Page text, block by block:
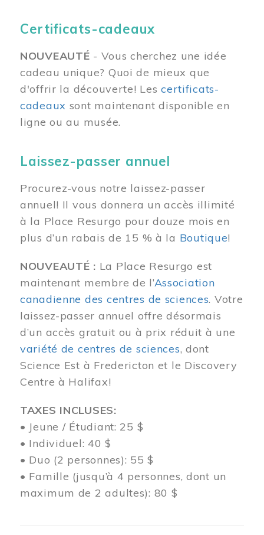
Certificats-cadeaux
NOUVEAUTÉ - Vous cherchez une idée
cadeau unique? Quoi de mieux que
d'offrir la découverte! Lescertificats-
cadeaux sont maintenant disponible en
ligne ou au musée.
Laissez-passer annuel
Procurez-vous notre laissez-passer
annuel! Il vous donnera un accès illimité
à la Place Resurgo pour douze mois en
plus d’un rabais de 15 % à la Boutique!
NOUVEAUTÉ : La Place Resurgo est
maintenant membre de l’Association
canadienne des centres de sciences. Votre
laissez-passer annuel offre désormais
d’un accès gratuit ou à prix réduit à une
variété de centres de sciences, dont
Science Est à Fredericton et le Discovery
Centre à Halifax!
TAXES INCLUSES:
• Jeune / Étudiant: 25 $
• Individuel: 40 $
• Duo (2 personnes): 55 $
• Famille (jusqu’à 4 personnes, dont un
maximum de 2 adultes): 80 $